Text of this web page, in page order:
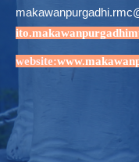
website: